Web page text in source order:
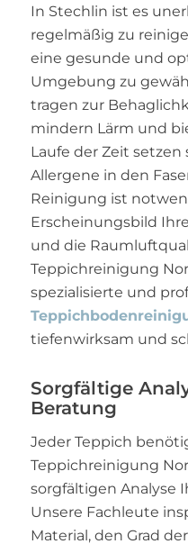
In Stechlin ist es
regelmäßig zu
eine gesunde und
Umgebung zu
tragen zur
mindern Lärm und
Laufe der Zeit
Allergene in den
Reinigung ist
Erscheinungsbild
und die
Teppichreinigung
spezialisierte und
tiefenwirksam und
Sorgfältige
Beratung
Jeder Teppich
Teppichreinigung
sorgfältigen Analyse
Unsere Fachleute
Material, den Grad